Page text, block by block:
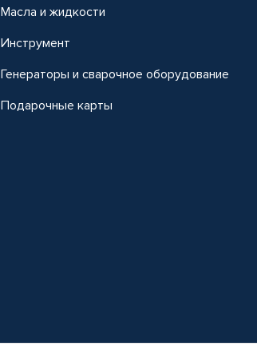
Масла и жидкости
Инструмент
Генераторы и сварочное оборудование
Подарочные карты